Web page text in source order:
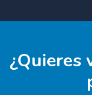
¿Quieres